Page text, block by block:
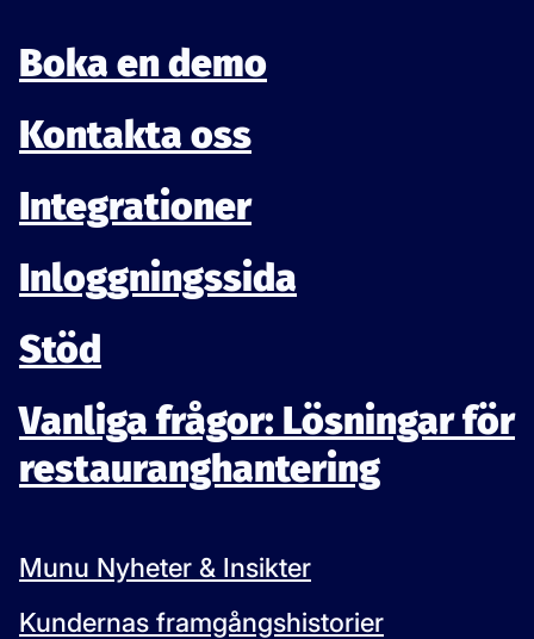
Boka en demo
Kontakta oss
Integrationer
Inloggningssida
Stöd
Vanliga frågor: Lösningar för
restauranghantering
Munu Nyheter & Insikter
Kundernas framgångshistorier